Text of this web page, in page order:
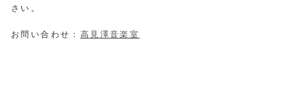
さい。
お問い合わせ： 高見澤音楽室